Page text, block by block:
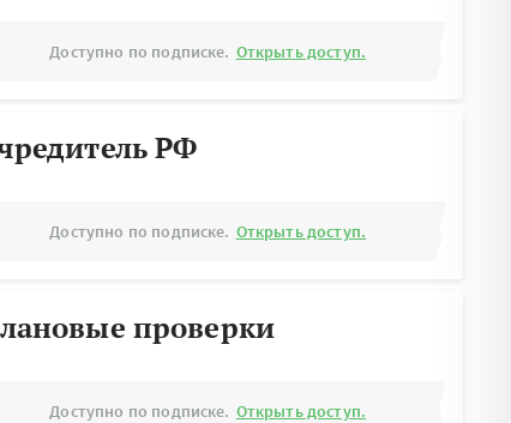
Доступно по подписке. Открыть доступ.
РФ
Доступно по подписке. Открыть доступ.
проверки
Доступно по подписке. Открыть доступ.